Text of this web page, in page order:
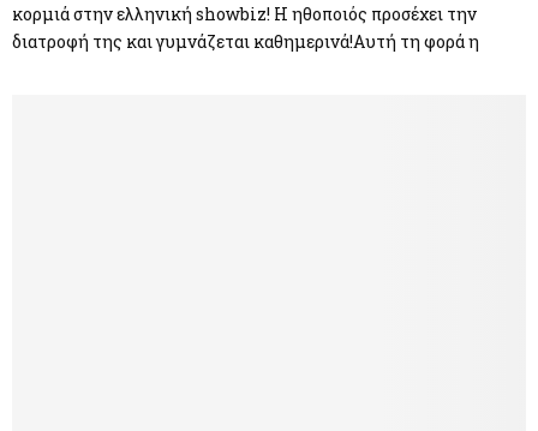
κορμιά στην ελληνική showbiz! H ηθοποιός προσέχει την
διατροφή της και γυμνάζεται καθημερινά!Αυτή τη φορά η